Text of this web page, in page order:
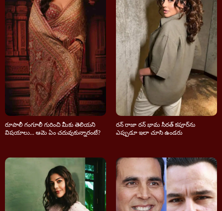
రూపాలీ గంగూలీ గురించి మీకు తెలియని
విషయాలు... ఆమె ఏం చదువుకున్నారంటే?
రన్ రాజా రన్ భామ సీరత్ కపూర్‌ను
ఎప్పుడూ ఇలా చూసి ఉండరు